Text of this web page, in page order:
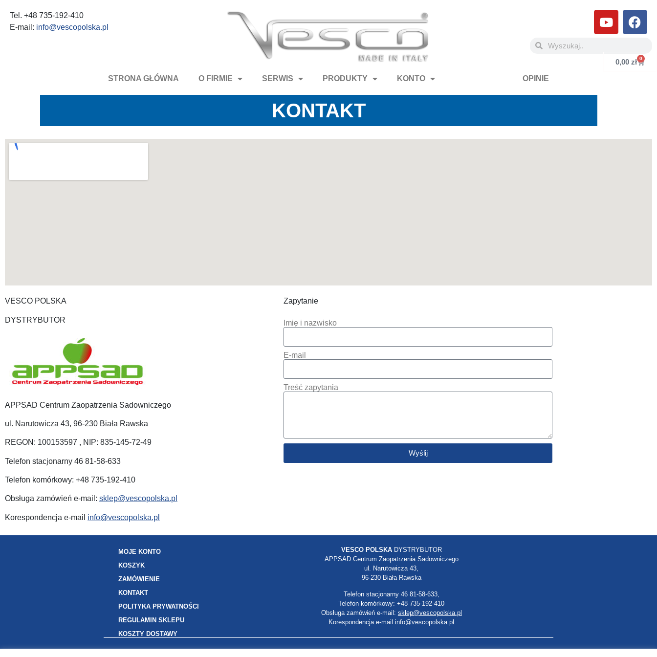
Tel. +48 735-192-410
E-mail: info@vescopolska.pl
0,00 zł 0
STRONA GŁÓWNA O FIRMIE SERWIS PRODUKTY KONTO OPINIE
KONTAKT
VESCO POLSKA
DYSTRYBUTOR
APPSAD Centrum Zaopatrzenia Sadowniczego
ul. Narutowicza 43, 96-230 Biała Rawska
REGON: 100153597 , NIP: 835-145-72-49
Telefon stacjonarny 46 81-58-633
Telefon komórkowy: +48 735-192-410
Obsługa zamówień e-mail: sklep@vescopolska.pl
Korespondencja e-mail info@vescopolska.pl
Zapytanie
Imię i nazwisko
E-mail
Treść zapytania
Wyślij
MOJE KONTO
KOSZYK
ZAMÓWIENIE
KONTAKT
POLITYKA PRYWATNOŚCI
REGULAMIN SKLEPU
KOSZTY DOSTAWY
VESCO POLSKA DYSTRYBUTOR
APPSAD Centrum Zaopatrzenia Sadowniczego
ul. Narutowicza 43,
96-230 Biała Rawska
Telefon stacjonarny 46 81-58-633,
Telefon komórkowy: +48 735-192-410
Obsługa zamówień e-mail: sklep@vescopolska.pl
Korespondencja e-mailinfo@vescopolska.pl